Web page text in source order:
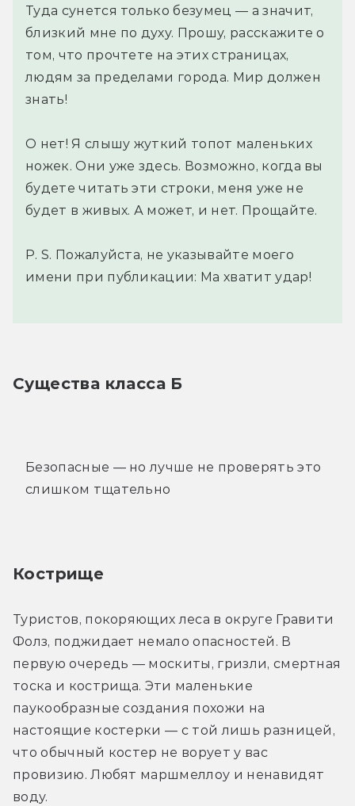
Туда сунется только безумец — а значит,
близкий мне по духу. Прошу, расскажите о
том, что прочтете на этих страницах,
людям за пределами города. Мир должен
знать!
О нет! Я слышу жуткий топот маленьких
ножек. Они уже здесь. Возможно, когда вы
будете читать эти строки, меня уже не
будет в живых. А может, и нет. Прощайте.
P. S. Пожалуйста, не указывайте моего
имени при публикации: Ма хватит удар!
Существа класса Б
Безопасные — но лучше не проверять это
слишком тщательно
Кострище
Туристов, покоряющих леса в округе Гравити
Фолз, поджидает немало опасностей. В
первую очередь — москиты, гризли, смертная
тоска и кострища. Эти маленькие
паукообразные создания похожи на
настоящие костерки — с той лишь разницей,
что обычный костер не ворует у вас
провизию. Любят маршмеллоу и ненавидят
воду.